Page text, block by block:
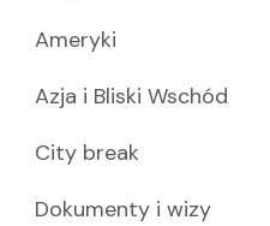
Ameryki
Azja i Bliski Wschód
City break
Dokumenty i wizy